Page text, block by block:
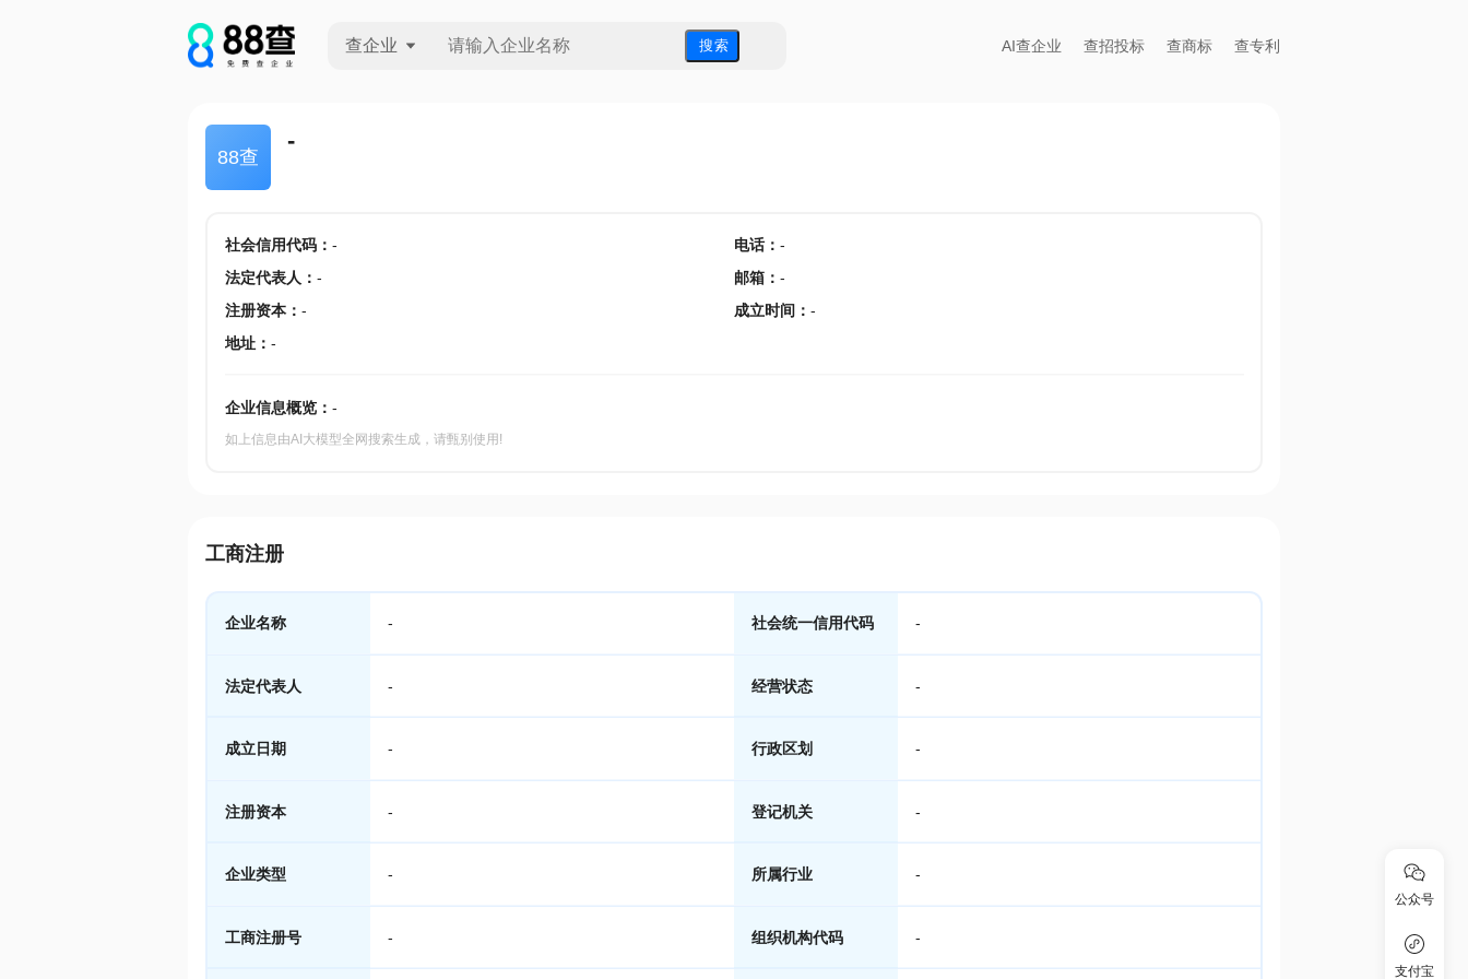
查企业 搜 索 AI查企业 查招投标 查商标 查专利
88查
-
社会信用代码： - 电话： -
法定代表人 ： - 邮箱 ： -
注册资本： - 成立时间 ： -
地址： -
企业信息概览： -
如上信息由AI大模型全网搜索生成，请甄别使用!
工商注册
企业名称 - 社会统一信用代码 -
法定代表人 - 经营状态 -
成立日期 - 行政区划 -
注册资本 - 登记机关 -
企业类型 - 所属行业 -
工商注册号 - 组织机构代码 -
公众号
支付宝